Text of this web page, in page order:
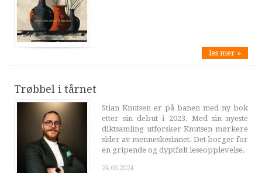
les mer »
Trøbbel i tårnet
Stian Knutsen er på banen med ny bok
etter sin debut i 2023. Med sin nyeste
diktsamling utforsker Knutsen mørkere
sider av menneskesinnet. Det borger for
en gripende og dyptfølt leseopplevelse.
24.06.2024